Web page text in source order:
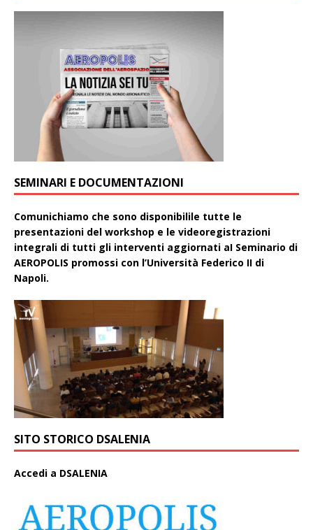
SEMINARI E DOCUMENTAZIONI
Comunichiamo che sono disponibilile tutte le
presentazioni del workshop e le videoregistrazioni
integrali di tutti gli interventi aggiornati aI Seminario di
AEROPOLIS promossi con l’Università Federico II di
Napoli.
SITO STORICO DSALENIA
Accedi a DSALENIA